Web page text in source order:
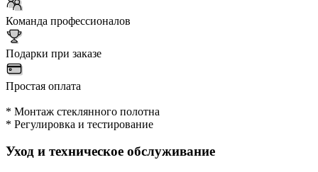
Команда профессионалов
Подарки при заказе
Простая оплата
* Монтаж стеклянного полотна
* Регулировка и тестирование
Уход и техническое обслуживание